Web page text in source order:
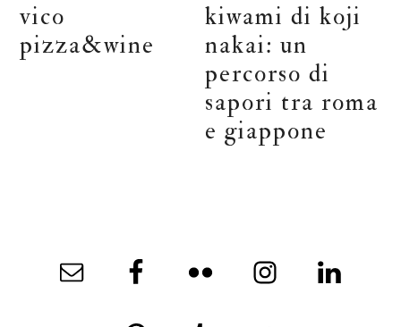
vico
pizza&wine
kiwami di koji
nakai: un
percorso di
sapori tra roma
e giappone